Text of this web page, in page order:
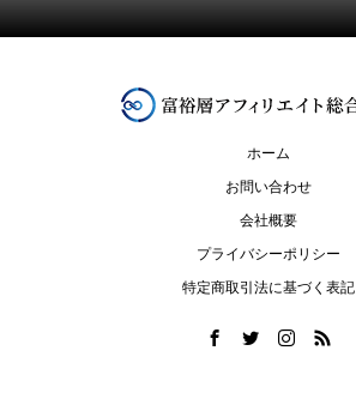
ホーム
お問い合わせ
会社概要
プライバシーポリシー
特定商取引法に基づく表記